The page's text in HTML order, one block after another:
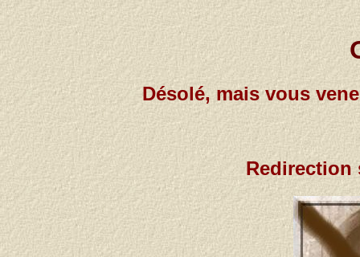
Désolé, mais vous
Redirection